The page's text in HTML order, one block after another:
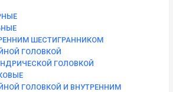
ШЕСТИГРАННИКОМ
ГОЛОВКОЙ
ГОЛОВКОЙ
ГОЛОВКОЙ И ВНУТРЕННИМ